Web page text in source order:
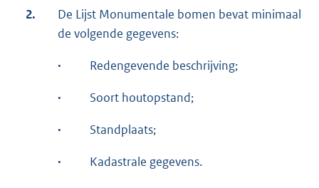
2.
De Lijst Monumentale bomen bevat minimaal
de volgende gegevens:
· Redengevende beschrijving;
· Soort houtopstand;
· Standplaats;
· Kadastrale gegevens.